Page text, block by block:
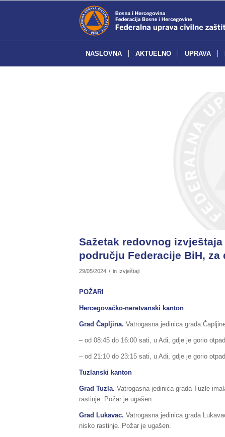
NASLOVNA AKTUELNO UPRAVA
Sažetak redovnog
području Federacije BiH, za
29/05/2024 / in Izvještaji
POŽARI
Hercegovačko-neretvanski kanton
Grad Čapljina. Vatrogasna jedinica grada
– od 08:45 do 16:00 sati, u Adi, gdje je gorio
– od 21:10 do 23:15 sati, u Adi, gdje je gorio
Tuzlanski kanton
Grad Tuzla. Vatrogasna jedinica grada Tuzle
rastinje. Požar je ugašen.
Grad Lukavac. Vatrogasna jedinica grada
nisko rastinje. Požar je ugašen.